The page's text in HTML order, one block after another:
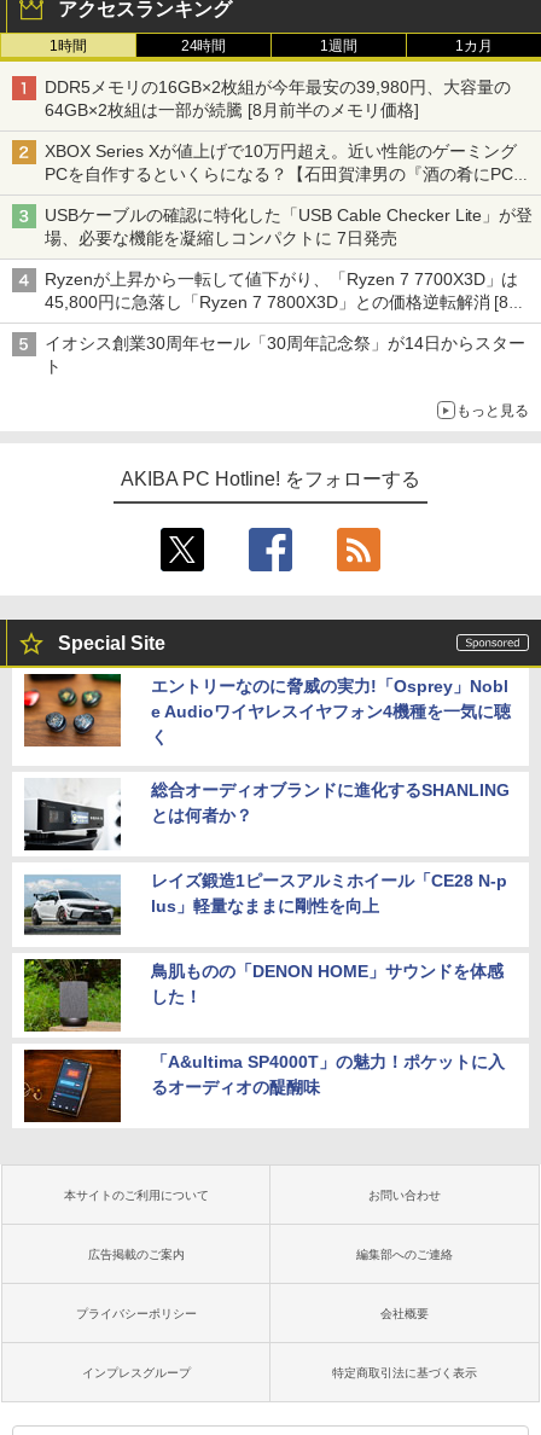
アクセスランキング
1時間 24時間 1週間 1カ月
DDR5メモリの16GB×2枚組が今年最安の39,980円、大容量の
64GB×2枚組は一部が続騰 [8月前半のメモリ価格]
XBOX Series Xが値上げで10万円超え。近い性能のゲーミング
PCを自作するといくらになる？【石田賀津男の『酒の肴にPCゲ
ーム』】
USBケーブルの確認に特化した「USB Cable Checker Lite」が登
場、必要な機能を凝縮しコンパクトに 7日発売
Ryzenが上昇から一転して値下がり、「Ryzen 7 7700X3D」は
45,800円に急落し「Ryzen 7 7800X3D」との価格逆転解消 [8月
前半のCPU価格]
イオシス創業30周年セール「30周年記念祭」が14日からスター
ト
もっと見る
AKIBA PC Hotline! をフォローする
Special Site
エントリーなのに脅威の実力!「Osprey」Nobl
e Audioワイヤレスイヤフォン4機種を一気に聴
く
総合オーディオブランドに進化するSHANLING
とは何者か？
レイズ鍛造1ピースアルミホイール「CE28 N-p
lus」軽量なままに剛性を向上
鳥肌ものの「DENON HOME」サウンドを体感
した！
「A&ultima SP4000T」の魅力！ポケットに入
るオーディオの醍醐味
本サイトのご利用について お問い合わせ
広告掲載のご案内 編集部へのご連絡
プライバシーポリシー 会社概要
インプレスグループ 特定商取引法に基づく表示